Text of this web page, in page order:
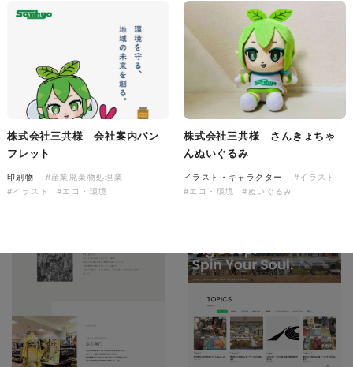
ソレイユ障害年金サポートセン
ター様 コーポレートサイト制
コーポレートサイト
#介護・福祉
#HTML/CSSコーディング
株式会社三共様 会社案内パン
フレット
印刷物
#産業廃棄物処理業
#イラスト
#エコ・環境
株式会社三共様 さんきょちゃ
んぬいぐるみ
イラスト・キャラクター
#イラスト
#エコ・環境
#ぬいぐるみ